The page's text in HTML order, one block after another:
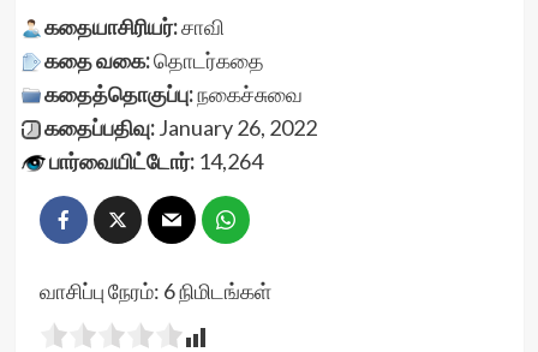
கதையாசிரியர்:சாவி
கதை வகை:தொடர்கதை
கதைத்தொகுப்பு:நகைச்சுவை
கதைப்பதிவு:January 26, 2022
பார்வையிட்டோர்:14,264
வாசிப்பு நேரம்: 6நிமிடங்கள்